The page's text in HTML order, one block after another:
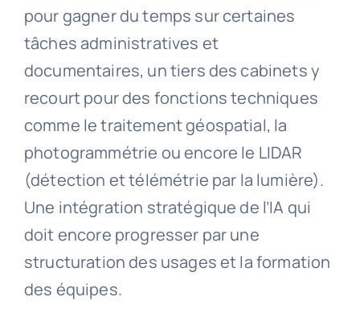
pour gagner du temps sur certaines
tâches administratives et
documentaires, un tiers des cabinets y
recourt pour des fonctions techniques
comme le traitement géospatial, la
photogrammétrie ou encore le LIDAR
(détection et télémétrie par la lumière).
Une intégration stratégique de l’IA qui
doit encore progresser par une
structuration des usages et la formation
des équipes.